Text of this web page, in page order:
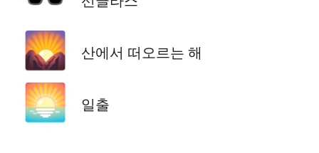
🌄 산에서 떠오르는 해
🌅 일출